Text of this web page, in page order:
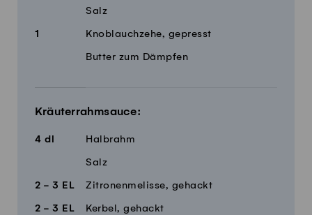
Salz
1 Knoblauchzehe, gepresst
Butter zum Dämpfen
Kräuterrahmsauce:
4 dl Halbrahm
Salz
2 - 3 EL Zitronenmelisse, gehackt
2 - 3 EL Kerbel, gehackt